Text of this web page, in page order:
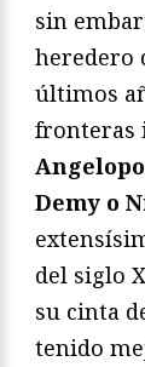
sin
heredero
últimos
fronteras
Demy o
del siglo
su cinta
tenido